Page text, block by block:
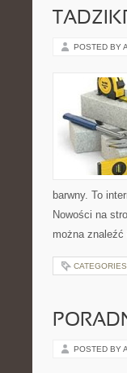
POSTED BY
barwny. To
Nowości na
można
POSTED BY